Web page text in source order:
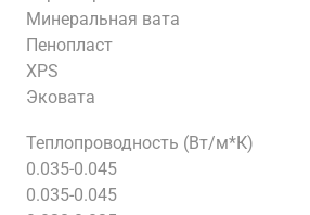
Минеральная вата
Пенопласт
XPS
Эковата
Теплопроводность (Вт/м*К)
0.035-0.045
0.035-0.045